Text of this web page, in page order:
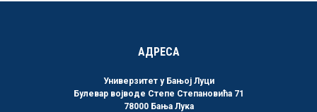
АДРЕСА
Универзитет у Бањој Луци
Булевар војводе Степе Степановића 71
78000 Бања Лука